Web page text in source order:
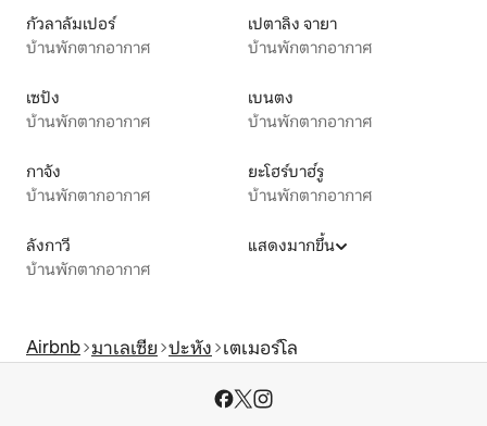
กัวลาลัมเปอร์
บ้านพักตากอากาศ
เปตาลิง จายา
บ้านพักตากอากาศ
เซปัง
บ้านพักตากอากาศ
เบนตง
บ้านพักตากอากาศ
กาจัง
บ้านพักตากอากาศ
ยะโฮร์บาฮ์รู
บ้านพักตากอากาศ
ลังกาวี
บ้านพักตากอากาศ
แสดงมากขึ้น
Airbnb มาเลเซีย ปะหัง เตเมอร์โล